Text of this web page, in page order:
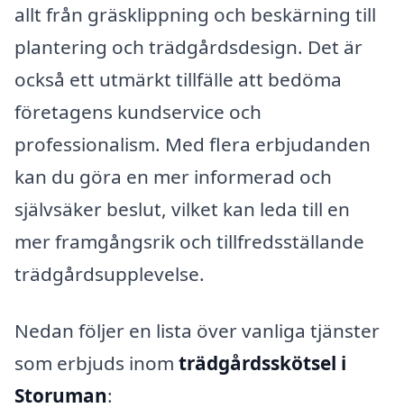
allt från gräsklippning och beskärning till
plantering och trädgårdsdesign. Det är
också ett utmärkt tillfälle att bedöma
företagens kundservice och
professionalism. Med flera erbjudanden
kan du göra en mer informerad och
självsäker beslut, vilket kan leda till en
mer framgångsrik och tillfredsställande
trädgårdsupplevelse.
Nedan följer en lista över vanliga tjänster
som erbjuds inom trädgårdsskötsel i
Storuman: